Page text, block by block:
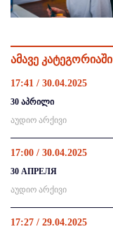
ამავე კატეგორიაში
17:41 / 30.04.2025
30 აპრილი
აუდიო არქივი
17:00 / 30.04.2025
30 АПРЕЛЯ
აუდიო არქივი
17:27 / 29.04.2025